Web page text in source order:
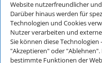
Website nutzerfreundlicher
Darüber hinaus werden für
Technologien und Cookies
Nutzer verarbeiten und
Sie können diese
"Akzeptieren" oder
bestimmte Funktionen der
Telefon: +49 (0) 8652-
E-Mail:
Büro-